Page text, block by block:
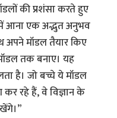
मॉडलों की प्रशंसा करते हुए
में आना एक अद्भुत अनुभव
अपने मॉडल तैयार किए
तक बनाए। यह
है। जो बच्चे ये मॉडल
कर रहे हैं, वे विज्ञान के